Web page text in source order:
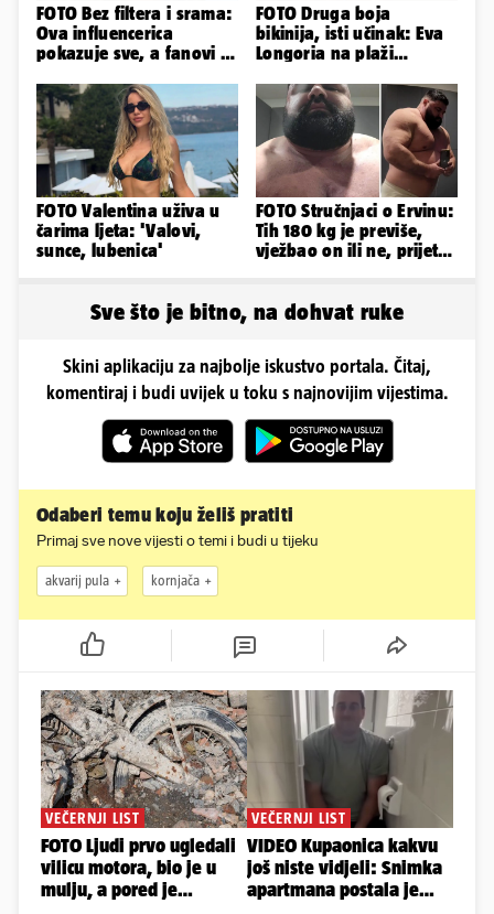
FOTO Bez filtera i srama:
Ova influencerica
pokazuje sve, a fanovi je
FOTO Druga boja
bikinija, isti učinak: Eva
Longoria na plaži
obline
FOTO Valentina uživa u
čarima ljeta: 'Valovi,
sunce, lubenica'
FOTO Stručnjaci o Ervinu:
Tih 180 kg je previše,
vježbao on ili ne, prijete
Sve što je bitno, na dohvat ruke
Skini aplikaciju za najbolje iskustvo portala. Čitaj,
komentiraj i budi uvijek u toku s najnovijim vijestima.
Odaberi temu koju želiš pratiti
Primaj sve nove vijesti o temi i budi u tijeku
akvarij pula kornjača